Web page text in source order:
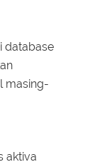
database
masing-
aktiva